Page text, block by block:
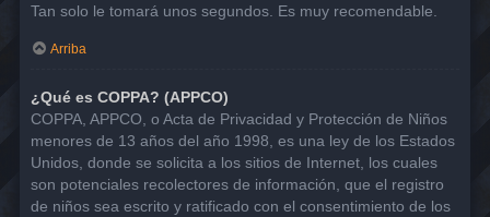
Tan solo le tomará unos segundos. Es muy recomendable.
Arriba
¿Qué es COPPA? (APPCO)
COPPA, APPCO, o Acta de Privacidad y Protección de Niños
menores de 13 años del año 1998, es una ley de los Estados
Unidos, donde se solicita a los sitios de Internet, los cuales
son potenciales recolectores de información, que el registro
de niños sea escrito y ratificado con el consentimiento de los